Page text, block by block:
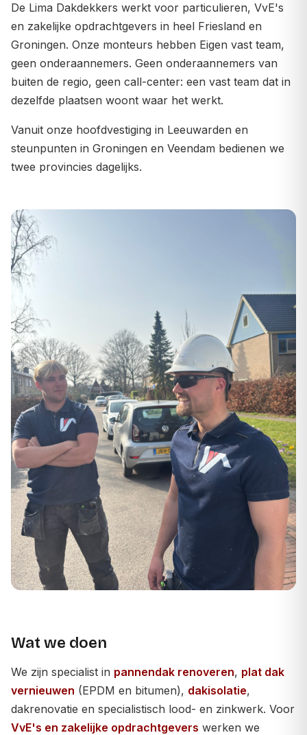
De Lima Dakdekkers werkt voor particulieren, VvE's
en zakelijke opdrachtgevers in heel Friesland en
Groningen. Onze monteurs hebben Eigen vast team,
geen onderaannemers. Geen onderaannemers van
buiten de regio, geen call-center: een vast team dat in
dezelfde plaatsen woont waar het werkt.
Vanuit onze hoofdvestiging in Leeuwarden en
steunpunten in Groningen en Veendam bedienen we
twee provincies dagelijks.
Wat we doen
We zijn specialist in pannendak renoveren, plat dak
vernieuwen (EPDM en bitumen), dakisolatie,
dakrenovatie en specialistisch lood- en zinkwerk. Voor
VvE's en zakelijke opdrachtgevers werken we